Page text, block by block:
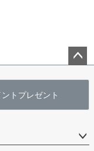
へ
ントプレゼント